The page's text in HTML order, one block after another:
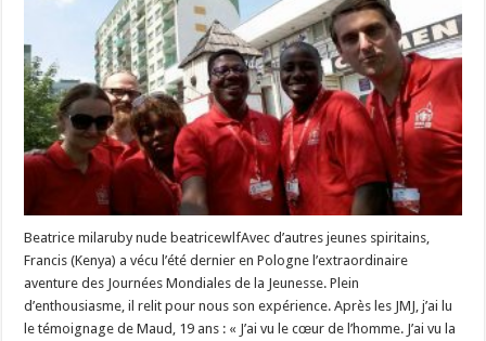
fraternité
Beatrice milaruby nude beatricewlfAvec d’autres jeunes spiritains,
Francis (Kenya) a vécu l’été dernier en Pologne l’extraordinaire
aventure des Journées Mondiales de la Jeunesse. Plein
d’enthousiasme, il relit pour nous son expérience. Après les JMJ, j’ai lu
le témoignage de Maud, 19 ans : « J’ai vu le cœur de l’homme. J’ai vu la